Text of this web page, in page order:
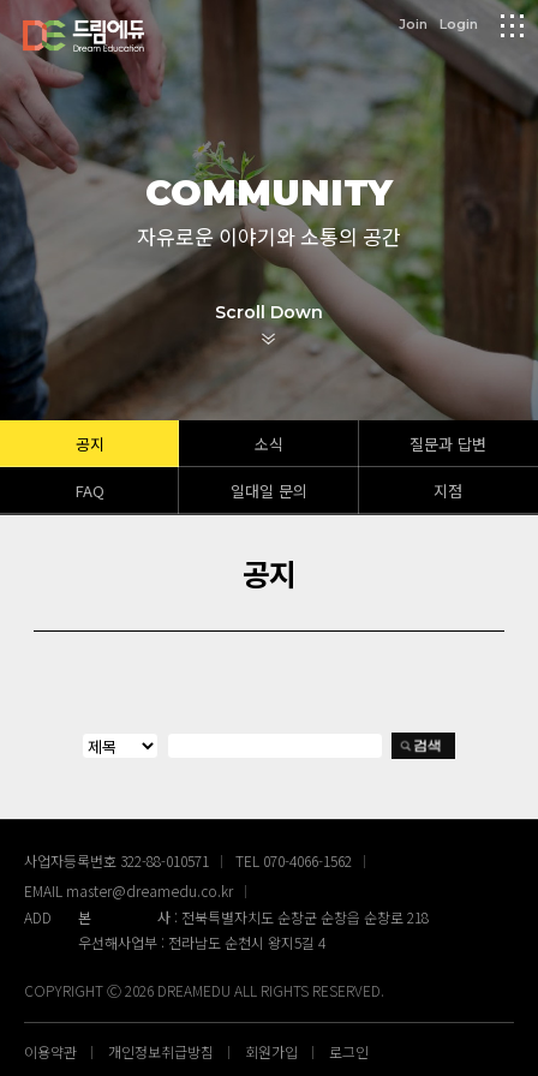
logo Join Login
COMMUNITY
자유로운 이야기와 소통의 공간
Scroll Down
공지 소식 질문과 답변
FAQ 일대일 문의 지점
공지
사업자등록번호 322-88-010571
TEL 070-4066-1562
EMAIL master@dreamedu.co.kr
ADD
본사: 전북특별자치도 순창군 순창읍 순창로 218
우선해사업부 : 전라남도 순천시 왕지5길 4
COPYRIGHT Ⓒ 2026 DREAMEDU ALL RIGHTS RESERVED.
이용약관 개인정보취급방침 회원가입 로그인